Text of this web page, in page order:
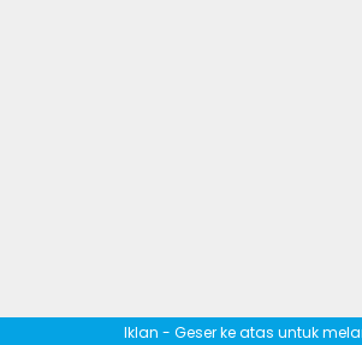
Iklan - Geser ke atas untuk